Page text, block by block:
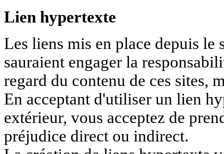
Lien hypertexte
Les liens mis en place depuis le
sauraient engager la
regard du contenu de ces sites,
En acceptant d'utiliser un lien
extérieur, vous acceptez de
préjudice direct ou indirect.